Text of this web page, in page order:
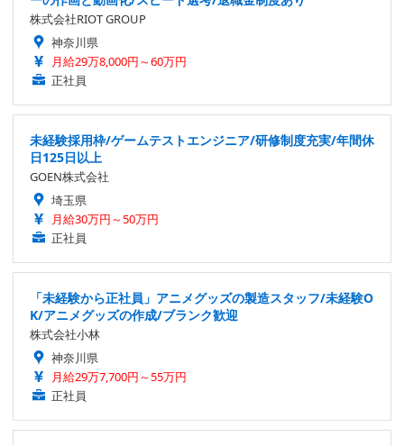
株式会社RIOT GROUP
神奈川県
月給29万8,000円～60万円
正社員
未経験採用枠/ゲームテストエンジニア/研修制度充実/年間休
日125日以上
GOEN株式会社
埼玉県
月給30万円～50万円
正社員
「未経験から正社員」アニメグッズの製造スタッフ/未経験O
K/アニメグッズの作成/ブランク歓迎
株式会社小林
神奈川県
月給29万7,700円～55万円
正社員